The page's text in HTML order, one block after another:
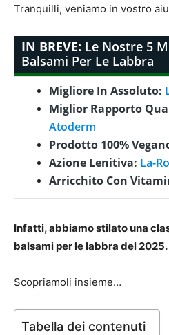
Tranquilli, veniamo in vostro
IN BREVE: Le Nostre 5
Balsami Per Le Labbra
Migliore In Assoluto:
Miglior Rapporto
Atoderm
Prodotto 100%
Azione Lenitiva: La-
Arricchito Con
Infatti, abbiamo stilato una
balsami per le labbra del 2025.
Scopriamoli insieme…
Tabella dei contenuti